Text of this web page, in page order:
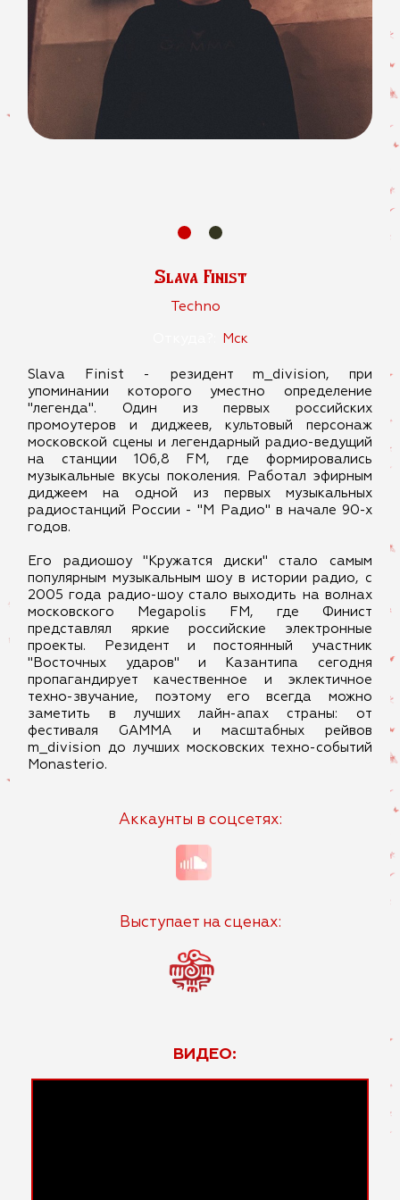
Slava Finist
Techno
Мск
Slava Finist - резидент m_division, при
упоминании которого уместно определение
"легенда". Один из первых российских
промоутеров и диджеев, культовый персонаж
московской сцены и легендарный радио-ведущий
на станции 106,8 FM, где формировались
музыкальные вкусы поколения. Работал эфирным
диджеем на одной из первых музыкальных
радиостанций России - "М Радио" в начале 90-х
годов.
Его радиошоу "Кружатся диски" стало самым
популярным музыкальным шоу в истории радио, с
2005 года радио-шоу стало выходить на волнах
московского Megapolis FM, где Финист
представлял яркие российские электронные
проекты. Резидент и постоянный участник
"Восточных ударов" и Казантипа сегодня
пропагандирует качественное и эклектичное
техно-звучание, поэтому его всегда можно
заметить в лучших лайн-апах страны: от
фестиваля GAMMA и масштабных рейвов
m_division до лучших московских техно-событий
Monasterio.
Аккаунты в соцсетях:
Выступает на сценах:
ВИДЕО: